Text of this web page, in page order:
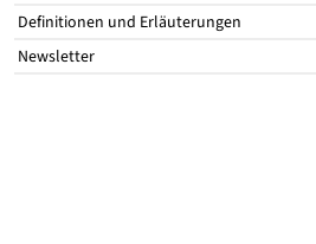
Definitionen und Erläuterungen
Newsletter